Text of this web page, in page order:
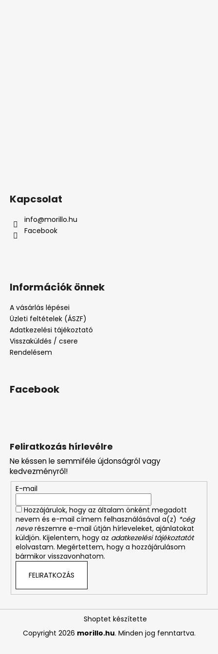
Feliratkozás hírlevélre
Ne késsen le semmiféle újdonságról vagy
kedvezményről!
E-mail
Hozzájárulok, hogy az általam önként megadott
nevem és e-mail címem felhasználásával a(z) *cég
neverészemre e-mail útján hírleveleket, ajánlatokat
küldjön. Kijelentem, hogy az adatkezelési tájékoztatót
elolvastam. Megértettem, hogy a hozzájárulásom
bármikor visszavonhatom.
FELIRATKOZÁS
Kapcsolat
info@morillo.hu
Facebook
Információk önnek
A vásárlás lépései
Üzleti feltételek (ÁSZF)
Adatkezelési tájékoztató
Visszaküldés / csere
Rendelésem
Facebook
Shoptet készítette
Copyright 2026 morillo.hu. Minden jog fenntartva.